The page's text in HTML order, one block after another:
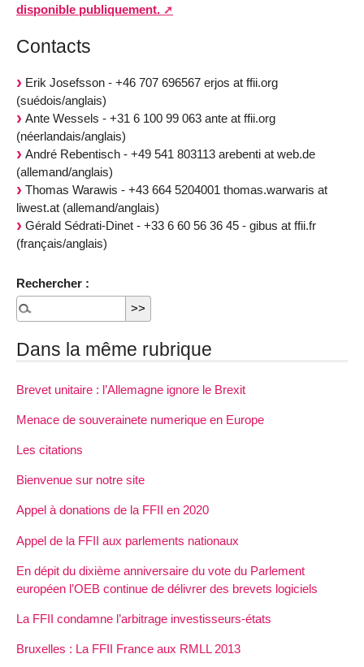
disponible publiquement.
Contacts
Erik Josefsson - +46 707 696567 erjos at ffii.org
(suédois/anglais)
Ante Wessels - +31 6 100 99 063 ante at ffii.org
(néerlandais/anglais)
André Rebentisch - +49 541 803113 arebenti at web.de
(allemand/anglais)
Thomas Warawis - +43 664 5204001 thomas.warwaris at
liwest.at (allemand/anglais)
Gérald Sédrati-Dinet - +33 6 60 56 36 45 - gibus at ffii.fr
(français/anglais)
Rechercher :
Dans la même rubrique
Brevet unitaire : l’Allemagne ignore le Brexit
Menace de souverainete numerique en Europe
Les citations
Bienvenue sur notre site
Appel à donations de la FFII en 2020
Appel de la FFII aux parlements nationaux
En dépit du dixième anniversaire du vote du Parlement
européen l’OEB continue de délivrer des brevets logiciels
La FFII condamne l’arbitrage investisseurs-états
Bruxelles : La FFII France aux RMLL 2013